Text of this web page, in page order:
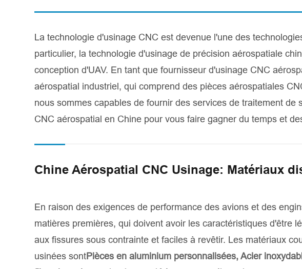
La technologie d'usinage CNC est devenue l'une des
particulier, la technologie d'usinage de précision aérospatiale
conception d'UAV. En tant que fournisseur d'usinage CNC
aérospatial industriel, qui comprend des pièces aérospatiales
nous sommes capables de fournir des services de traitement
CNC aérospatial en Chine pour vous faire gagner du temps et
Chine Aérospatial CNC Usinage: Matériaux
En raison des exigences de performance des avions et des
matières premières, qui doivent avoir les caractéristiques d'être
aux fissures sous contrainte et faciles à revêtir. Les matériaux
usinées sontPièces en aluminium personnalisées, Acier